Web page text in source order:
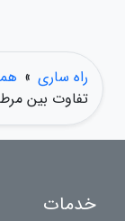
راه ساری »
تفاوت بین
خدمات